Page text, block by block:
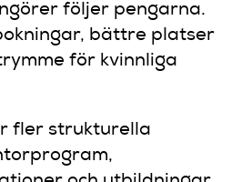
följer pengarna.
bättre platser
för kvinnliga
fler strukturella